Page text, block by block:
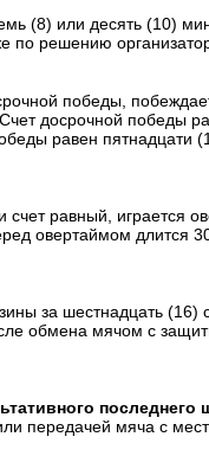
(8) или десять (10)
по решению
победы,
досрочной победы
равен пятнадцати
счет равный, играется
овертаймом длится
за шестнадцать (16)
обмена мячом с
последнего
передачей мяча с